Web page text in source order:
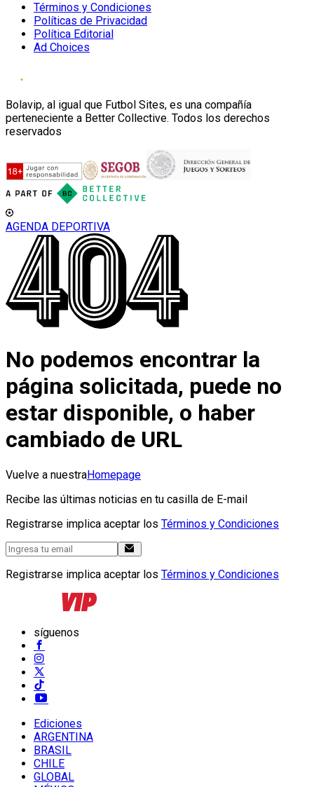
Términos y Condiciones
Políticas de Privacidad
Política Editorial
Ad Choices
Bolavip, al igual que Futbol Sites, es una compañía
perteneciente a Better Collective. Todos los derechos
reservados
AGENDA DEPORTIVA
No podemos encontrar la
página solicitada, puede no
estar disponible, o haber
cambiado de URL
Vuelve a nuestraHomepage
Recibe las últimas noticias en tu casilla de E-mail
Registrarse implica aceptar los Términos y Condiciones
Registrarse implica aceptar los Términos y Condiciones
síguenos
Ediciones
ARGENTINA
BRASIL
CHILE
GLOBAL